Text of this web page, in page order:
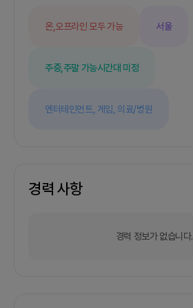
온,오프라인 모두 가능 서울
주중,주말 가능시간대 미정
엔터테인먼트, 게임, 의료/병원
경력 사항
경력 정보가 없습니다.